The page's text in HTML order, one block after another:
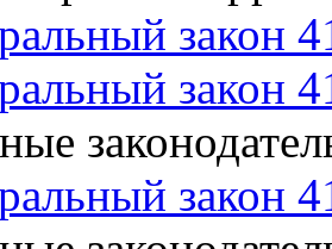
закон
закон
закон